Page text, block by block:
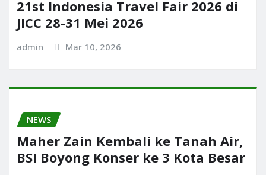
21st Indonesia Travel Fair 2026 di
JICC 28-31 Mei 2026
admin Mar 10, 2026
NEWS
Maher Zain Kembali ke Tanah Air,
BSI Boyong Konser ke 3 Kota Besar